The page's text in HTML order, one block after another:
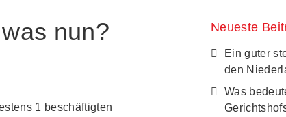
nun?
1 beschäftigten
Neueste
Ein guter
den
Was